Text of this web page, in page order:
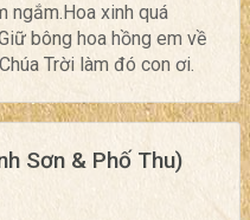
ngắm.Hoa xinh quá
bông hoa hồng em về
Trời làm đó con ơi.
Sơn & Phố Thu)